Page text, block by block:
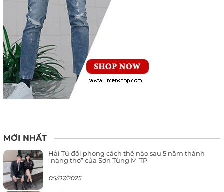
MỚI NHẤT
Hải Tú đổi phong cách thế nào sau 5 năm thành
“nàng thơ” của Sơn Tùng M-TP
05/07/2025